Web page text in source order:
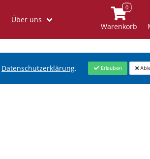
Über uns
Warenkorb
Datenschutzerklärung. Erlauben